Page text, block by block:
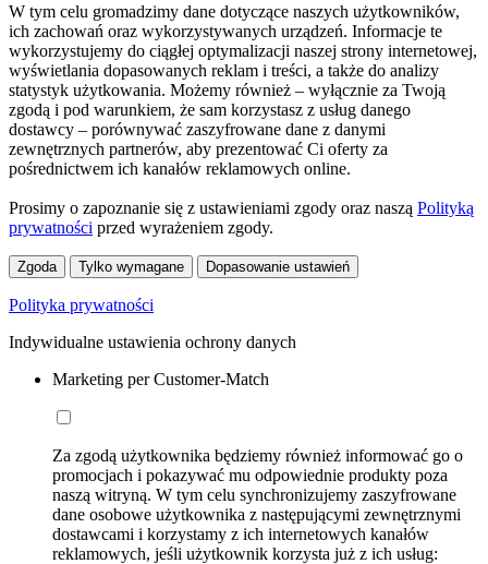
W tym celu gromadzimy dane dotyczące naszych użytkowników,
ich zachowań oraz wykorzystywanych urządzeń. Informacje te
wykorzystujemy do ciągłej optymalizacji naszej strony internetowej,
wyświetlania dopasowanych reklam i treści, a także do analizy
statystyk użytkowania. Możemy również – wyłącznie za Twoją
zgodą i pod warunkiem, że sam korzystasz z usług danego
dostawcy – porównywać zaszyfrowane dane z danymi
zewnętrznych partnerów, aby prezentować Ci oferty za
pośrednictwem ich kanałów reklamowych online.
Prosimy o zapoznanie się z ustawieniami zgody oraz naszą Polityką
prywatności przed wyrażeniem zgody.
Zgoda Tylko wymagane Dopasowanie ustawień
Polityka prywatności
Indywidualne ustawienia ochrony danych
Marketing per Customer-Match
Za zgodą użytkownika będziemy również informować go o
promocjach i pokazywać mu odpowiednie produkty poza
naszą witryną. W tym celu synchronizujemy zaszyfrowane
dane osobowe użytkownika z następującymi zewnętrznymi
dostawcami i korzystamy z ich internetowych kanałów
reklamowych, jeśli użytkownik korzysta już z ich usług: